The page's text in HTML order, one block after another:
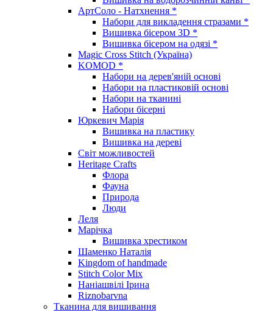
АртСоло - Натхнення *
Набори для викладення стразами *
Вишивка бісером 3D *
Вишивка бісером на одязі *
Magic Cross Stitch (Україна)
KOMOD *
Набори на дерев'яній основі
Набори на пластиковій основі
Набори на тканині
Набори бісерні
Юркевич Марія
Вишивка на пластику
Вишивка на дереві
Світ можливостей
Heritage Crafts
Флора
Фауна
Природа
Люди
Леля
Марічка
Вишивка хрестиком
Шаменко Наталія
Kingdom of handmade
Stitch Color Mix
Наніашвілі Ірина
Riznobarvna
Тканина для вишивання